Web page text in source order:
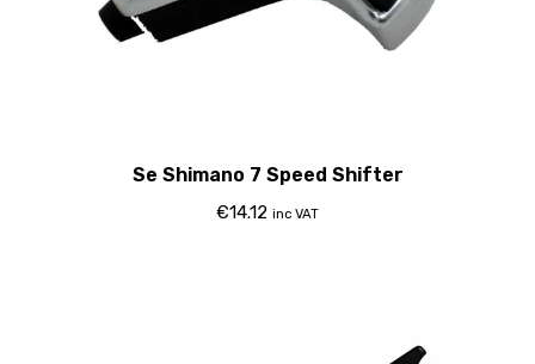
Se Shimano 7 Speed Shifter
€14.12 inc VAT